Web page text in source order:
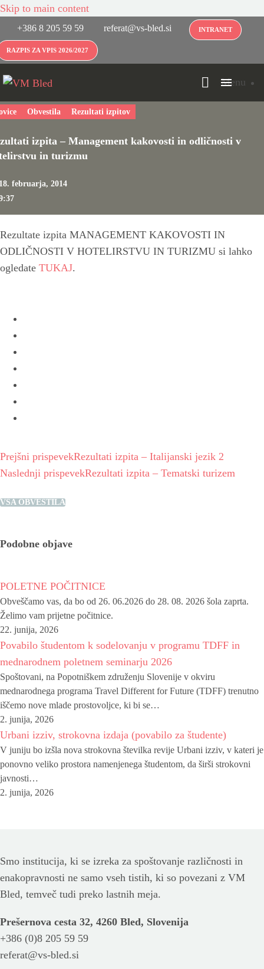
Skip to main content
+386 8 205 59 59 referat@vs-bled.si INTRANET
RAZPIS ZA VPIS 2026/2027
Menu
Obvestila Rezultati izpitov
izpita – Management kakovosti in odličnosti v
in turizmu
februarja, 2014
Rezultate izpita MANAGEMENT KAKOVOSTI IN
ODLIČNOSTI V HOTELIRSTVU IN TURIZMU si lahko
ogledate TUKAJ.
Prejšni prispevekRezultati izpita – Italijanski jezik 2
Naslednji prispevekRezultati izpita – Tematski turizem
VSA OBVESTILA
Podobne objave
POLETNE POČITNICE
Obveščamo vas, da bo od 26. 06.2026 do 28. 08. 2026 šola zaprta.
Želimo vam prijetne počitnice.
22. junija, 2026
Povabilo študentom k sodelovanju v programu TDFF in
mednarodnem poletnem seminarju 2026
Spoštovani, na Popotniškem združenju Slovenije v okviru
mednarodnega programa Travel Different for Future (TDFF) trenutno
iščemo nove mlade prostovoljce, ki bi se…
2. junija, 2026
Urbani izziv, strokovna izdaja (povabilo za študente)
V juniju bo izšla nova strokovna številka revije Urbani izziv, v kateri je
ponovno veliko prostora namenjenega študentom, da širši strokovni
javnosti…
2. junija, 2026
Smo institucija, ki se izreka za spoštovanje različnosti in
enakopravnosti ne samo vseh tistih, ki so povezani z VM
Bled, temveč tudi preko lastnih meja.
Prešernova cesta 32, 4260 Bled, Slovenija
+386 (0)8 205 59 59
referat@vs-bled.si